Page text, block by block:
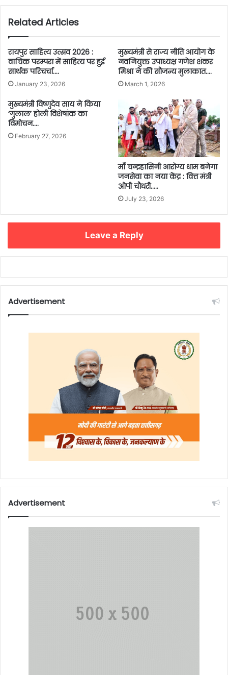
Related Articles
रायपुर साहित्य उत्सव 2026 :
वाचिक परम्परा में साहित्य पर हुई
सार्थक परिचर्चा….
January 23, 2026
मुख्यमंत्री से राज्य नीति आयोग के
नवनियुक्त उपाध्यक्ष गणेश शंकर
मिश्रा ने की सौजन्य मुलाकात….
March 1, 2026
मुख्यमंत्री विष्णुदेव साय ने किया
‘गुलाल’ होली विशेषांक का
विमोचन….
February 27, 2026
माँ चन्द्रहासिनी आरोग्य धाम बनेगा
जनसेवा का नया केंद्र : वित्त मंत्री
ओपी चौधरी…..
July 23, 2026
Leave a Reply
Advertisement
Advertisement